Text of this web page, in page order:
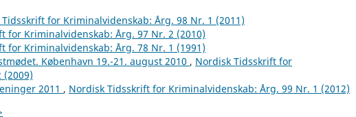
for Kriminalvidenskab: Årg. 98 Nr. 1 (2011)
for Kriminalvidenskab: Årg. 97 Nr. 2 (2010)
for Kriminalvidenskab: Årg. 78 Nr. 1 (1991)
København 19.-21. august 2010 , Nordisk Tidsskrift for
2011 , Nordisk Tidsskrift for Kriminalvidenskab: Årg. 99 Nr. 1 (2012)